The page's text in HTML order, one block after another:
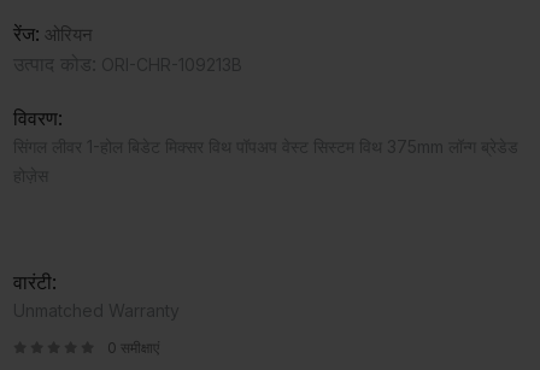
रेंज: ओरियन
विवरण:
वारंटी:
0 समीक्षाएं